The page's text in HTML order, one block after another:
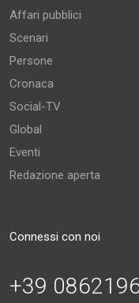
Affari pubblici
Scenari
Persone
Cronaca
Social-TV
Global
Eventi
Redazione aperta
Connessi con noi
+39